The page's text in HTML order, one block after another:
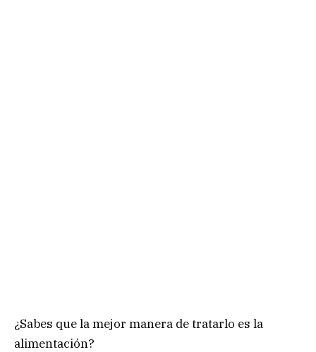
¿Sabes que la mejor manera de tratarlo es la
alimentación?